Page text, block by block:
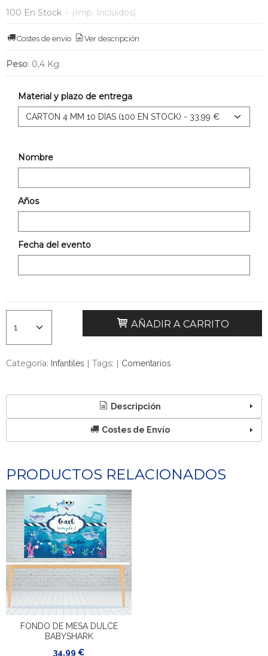
100 En Stock - (Imp. Incluidos)
Costes de envío Ver descripción
Peso: 0,4 Kg
Material y plazo de entrega
Nombre
Años
Fecha del evento
AÑADIR A CARRITO
Categoría: Infantiles | Tags: | Comentarios
Descripción
Costes de Envío
PRODUCTOS RELACIONADOS
FONDO DE MESA DULCE
BABYSHARK
34,99 €